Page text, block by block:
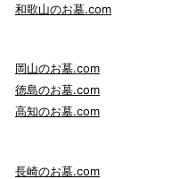
和歌山のお墓.com
岡山のお墓.com
徳島のお墓.com
高知のお墓.com
長崎のお墓.com